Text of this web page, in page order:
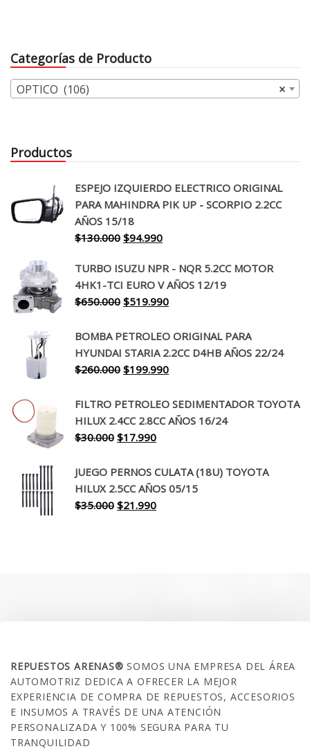
$100.000.$74.990.
Categorías de Producto
×
OPTICO (106)
Productos
ESPEJO IZQUIERDO ELECTRICO ORIGINAL
PARA MAHINDRA PIK UP - SCORPIO 2.2CC
AÑOS 15/18
$130.000 El
original
era:
$130.000.
$94.990El
actual
es:
$94.990.
TURBO ISUZU NPR - NQR 5.2CC MOTOR
4HK1-TCI EURO V AÑOS 12/19
$650.000 El
original
era:
$650.000.
$519.990El
actual
es:
$519.990.
BOMBA PETROLEO ORIGINAL PARA
HYUNDAI STARIA 2.2CC D4HB AÑOS 22/24
$260.000 El
original
era:
$260.000.
$199.990El
actual
es:
FILTRO PETROLEO SEDIMENTADOR TOYOTA
HILUX 2.4CC 2.8CC AÑOS 16/24
$30.000 El
original
era:
$30.000.
$17.990El
actual
es:
$17.990.
JUEGO PERNOS CULATA (18U) TOYOTA
HILUX 2.5CC AÑOS 05/15
$35.000 El
$21.990El
REPUESTOS ARENAS®SOMOS UNA EMPRESA DEL ÁREA
AUTOMOTRIZ DEDICA A OFRECER LA MEJOR
EXPERIENCIA DE COMPRA DE REPUESTOS, ACCESORIOS
E INSUMOS A TRAVÉS DE UNA ATENCIÓN
PERSONALIZADA Y 100% SEGURA PARA TU
TRANQUILIDAD